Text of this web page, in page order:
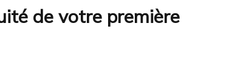
de votre première